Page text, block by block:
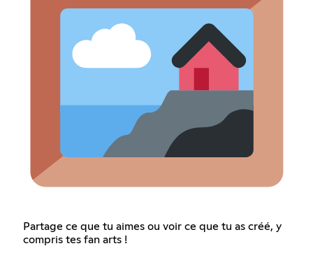
Partage ce que tu aimes ou voir ce que tu as créé, y
compris tes fan arts !